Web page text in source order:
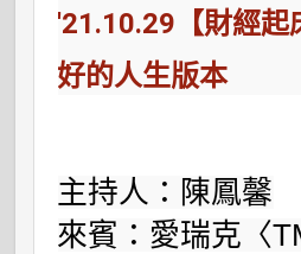
'21.10.29【財經起
好的人生版本
主持人：陳鳳馨
來賓：愛瑞克〈